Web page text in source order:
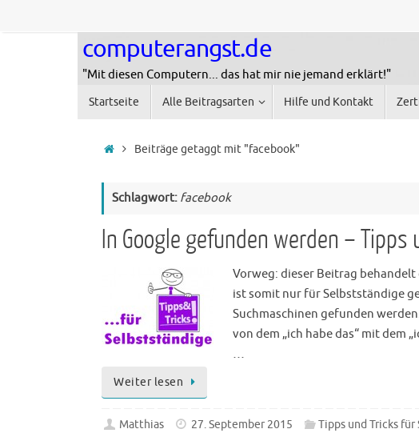
computerangst.de
"Mit diesen Computern... das hat mir nie jemand erklärt!"
Inhalt
Startseite Alle Beitragsarten Hilfe und Kontakt
Startseite
Beiträge getaggt mit "facebook"
Schlagwort: facebook
In Google gefunden werden –
Vorweg: dieser Beitrag
ist somit nur für Selbstständige
Suchmaschinen gefunden
von dem „ich habe das“ mit dem
…
Weiter lesen
Matthias 27. September 2015
Tipps und Tricks